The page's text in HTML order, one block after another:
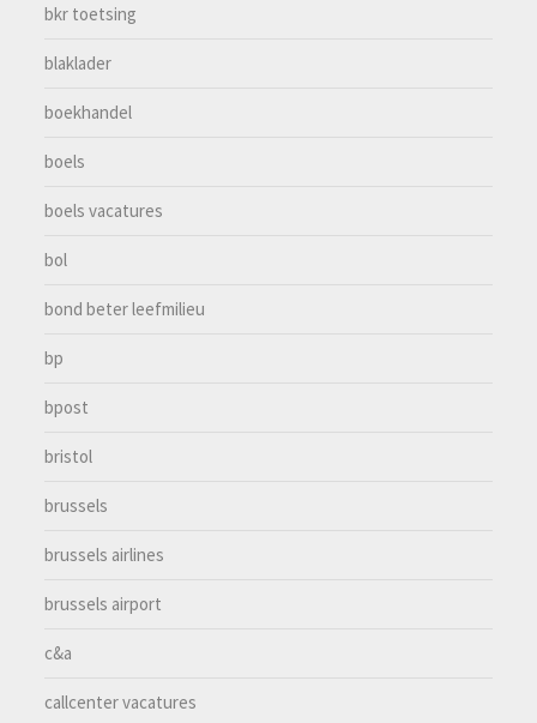
bkr toetsing
blaklader
boekhandel
boels
boels vacatures
bol
bond beter leefmilieu
bp
bpost
bristol
brussels
brussels airlines
brussels airport
c&a
callcenter vacatures